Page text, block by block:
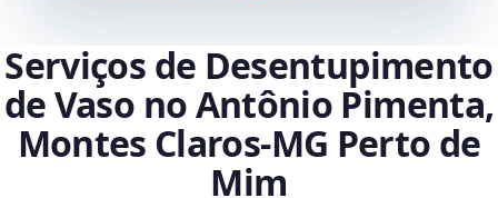
Serviços de Desentupimento
de Vaso no Antônio Pimenta,
Montes Claros‑MG Perto de
Mim